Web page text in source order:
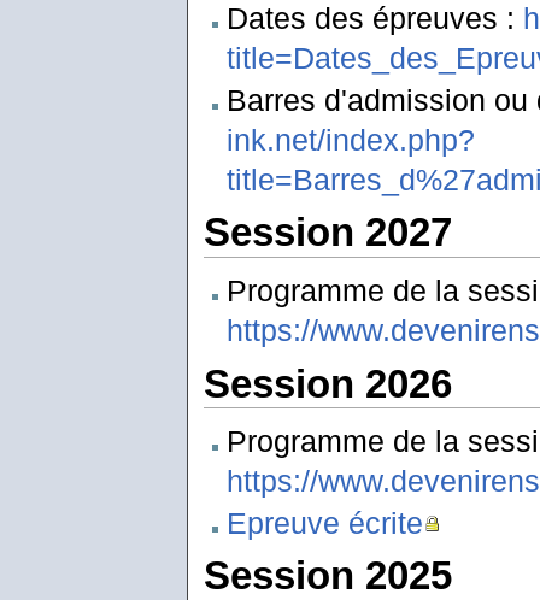
Dates des épreuves :
Barres d'admission
ink.net/index.php?
Session 2027
Programme de la
https://
Session 2026
Programme de la
https://
Epreuve écrite
Session 2025